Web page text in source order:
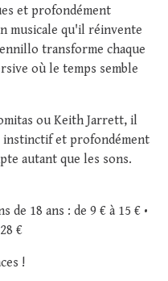
et profondément
musicale qu'il réinvente
transforme chaque
où le temps semble
ou Keith Jarrett, il
et profondément
autant que les sons.
de 18 ans : de 9 € à 15 € •
€
!